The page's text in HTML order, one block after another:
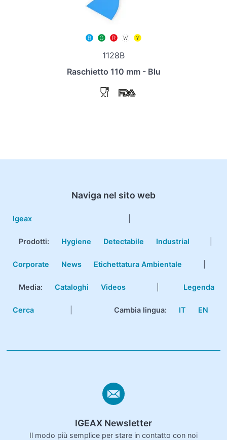
1128B
Raschietto 110 mm - Blu
Naviga nel sito web
Igeax
Prodotti: Hygiene Detectabile Industrial
Corporate News Etichettatura Ambientale
Media: Cataloghi Videos Legenda
Cerca Cambia lingua: IT EN
IGEAX Newsletter
Il modo più semplice per stare in contatto con noi